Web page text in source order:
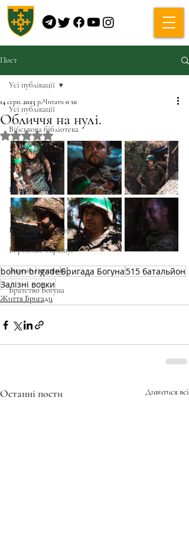
Пост
Усі публікації
Військова бібліотека
Життя Бригади
ЗМІ про нас
Навчання
Щоденник бійця
Блог наших бійців
Боронимо Україну!
Знаємо і нищимо!
Братство Богуна
Усі публікації
Обличчя на нулі.
14 серп. 2023 р.Читати 0 хв
Оцінка: NaN з 5 зірок.
bohun brigadeБригада Богуна 515 батальйон
Залізні вовки
Життя Бригади
Останні пости Дивитися всі